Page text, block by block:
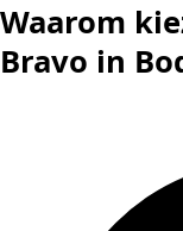
Waarom
Bravo in